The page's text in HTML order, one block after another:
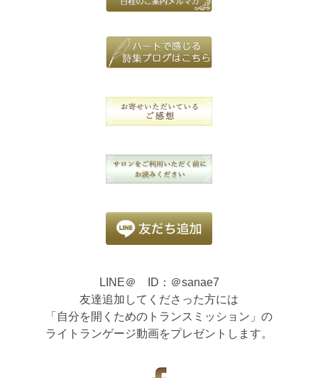
LINE＠ ID：＠sanae7
友達追加してくださった方には
「自分を開くためのトランスミッション」の
ライトランゲージ動画をプレゼントします。